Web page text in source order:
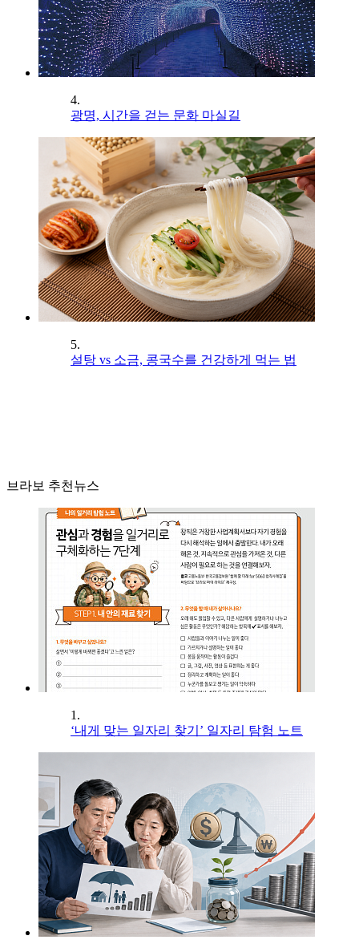
4.
광명, 시간을 걷는 문화 마실길
5.
설탕 vs 소금, 콩국수를 건강하게 먹는 법
브라보 추천뉴스
1.
‘내게 맞는 일자리 찾기’ 일자리 탐험 노트